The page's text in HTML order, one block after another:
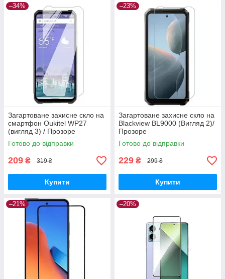
–34%
Загартоване захисне скло на
смартфон Oukitel WP27
(вигляд 3) / Прозоре
Готово до відправки
209 ₴ 319 ₴
Купити
–23%
Загартоване захисне скло на
Blackview BL9000 (Вигляд 2)/
Прозоре
Готово до відправки
229 ₴ 299 ₴
Купити
–21% –20%